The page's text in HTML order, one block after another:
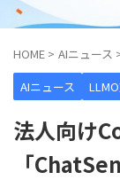
HOME > AIニュース
AIニュース
法人向け
「